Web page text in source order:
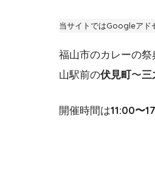
当サイトではGoogleアド
福山市のカレーの祭
山駅前の伏見町〜三
開催時間は11:00〜